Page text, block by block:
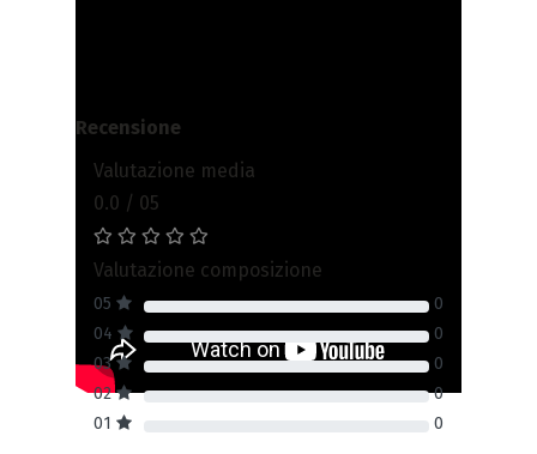
Recensione
Valutazione media
0.0 / 05
Valutazione composizione
05
0
04
0
03
0
02
0
01
0